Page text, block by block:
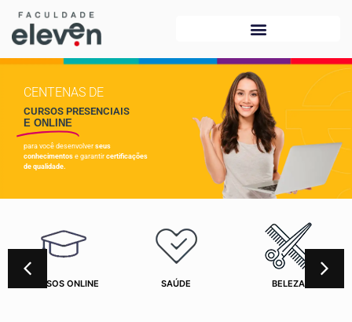
CENTENAS DE
CURSOS PRESENCIAIS
E ONLINE
para você desenvolver seus
conhecimentos e garantir certificações
de qualidade.
CURSOS ONLINE SAÚDE BELEZA